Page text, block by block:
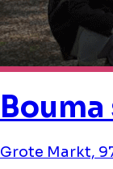
Grote Markt,